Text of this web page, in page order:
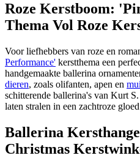
Roze Kerstboom:
Thema Vol Roze
Voor liefhebbers van roze en
Performance' kerstthema een
handgemaakte ballerina
dieren, zoals olifanten, apen en
schitterende ballerina's van Kurt
laten stralen in een zachtroze
Ballerina
Christmas